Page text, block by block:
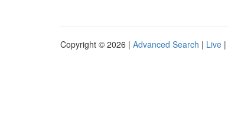
Copyright © 2026 | Advanced Search | Live |